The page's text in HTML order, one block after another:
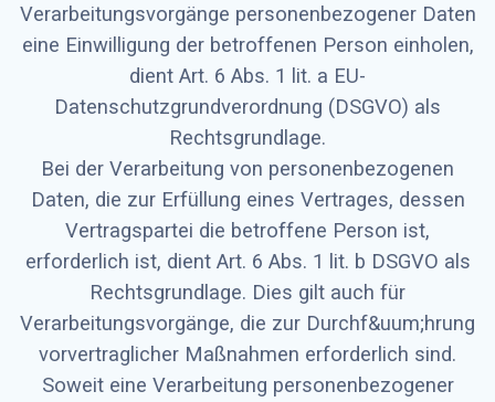
Verarbeitungsvorgänge personenbezogener Daten
eine Einwilligung der betroffenen Person einholen,
dient Art. 6 Abs. 1 lit. a EU-
Datenschutzgrundverordnung (DSGVO) als
Rechtsgrundlage.
Bei der Verarbeitung von personenbezogenen
Daten, die zur Erfüllung eines Vertrages, dessen
Vertragspartei die betroffene Person ist,
erforderlich ist, dient Art. 6 Abs. 1 lit. b DSGVO als
Rechtsgrundlage. Dies gilt auch für
Verarbeitungsvorgänge, die zur Durchf&uum;hrung
vorvertraglicher Maßnahmen erforderlich sind.
Soweit eine Verarbeitung personenbezogener